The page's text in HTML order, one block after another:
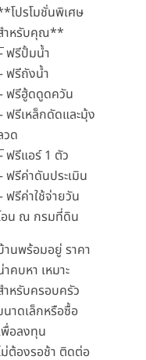
โปรโมชั่นพิเศษ
ำหรับคุณ**
ฟรีปั้มน้ำ
ฟรีถังน้ำ
ฟรีฮู้ดดูดควัน
ฟรีเหล็กดัดและมุ้ง
วด
ฟรีแอร์ 1 ตัว
ฟรีค่าดันประเมิน
ฟรีค่าใช้จ่ายวัน
อน ณ กรมที่ดิน
านพร้อมอยู่ ราคา
าคบหา เหมาะ
ำหรับครอบครัว
นาดเล็กหรือซื้อ
พื่อลงทุน
ม่ต้องรอช้า ติดต่อ